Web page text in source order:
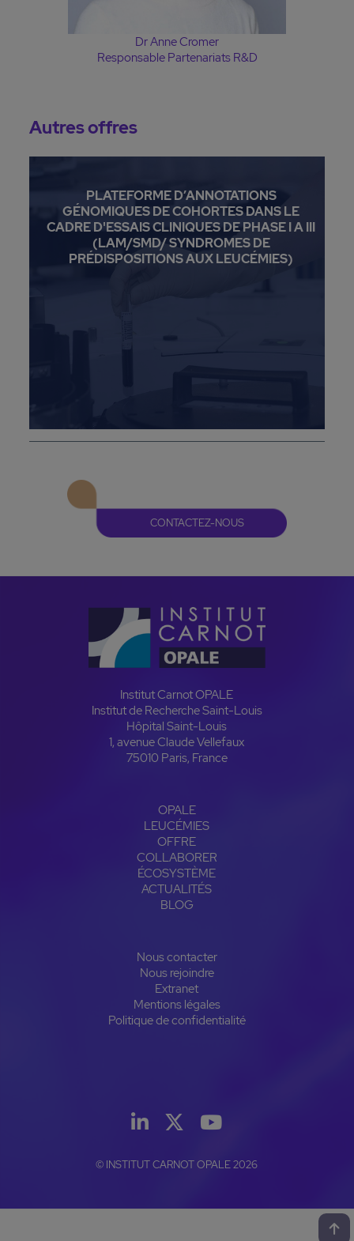
Dr Anne Cromer
Responsable Partenariats R&D
Autres offres
PLATEFORME D’ANNOTATIONS
GÉNOMIQUES DE COHORTES DANS LE
CADRE D'ESSAIS CLINIQUES DE PHASE I A III
(LAM/SMD/ SYNDROMES DE
PRÉDISPOSITIONS AUX LEUCÉMIES)
CONTACTEZ-NOUS
Institut Carnot OPALE
Institut de Recherche Saint-Louis
Hôpital Saint-Louis
1, avenue Claude Vellefaux
75010 Paris, France
OPALE
LEUCÉMIES
OFFRE
COLLABORER
ÉCOSYSTÈME
ACTUALITÉS
BLOG
Nous contacter
Nous rejoindre
Extranet
Mentions légales
Politique de confidentialité
© INSTITUT CARNOT OPALE 2026